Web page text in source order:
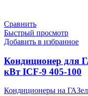
Сравнить
Быстрый просмотр
Добавить в избранное
Кондиционер для
кВт ICF-9 405-100
Кондиционеры на